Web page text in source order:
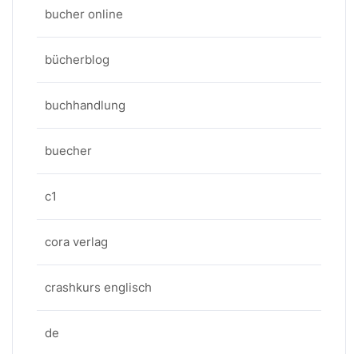
bucher online
bücherblog
buchhandlung
buecher
c1
cora verlag
crashkurs englisch
de